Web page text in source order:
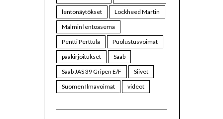
lentonäytökset
Lockheed Martin
Malmin lentoasema
Pentti Perttula
Puolustusvoimat
pääkirjoitukset
Saab
Saab JAS 39 Gripen E/F
Siivet
Suomen Ilmavoimat
videot